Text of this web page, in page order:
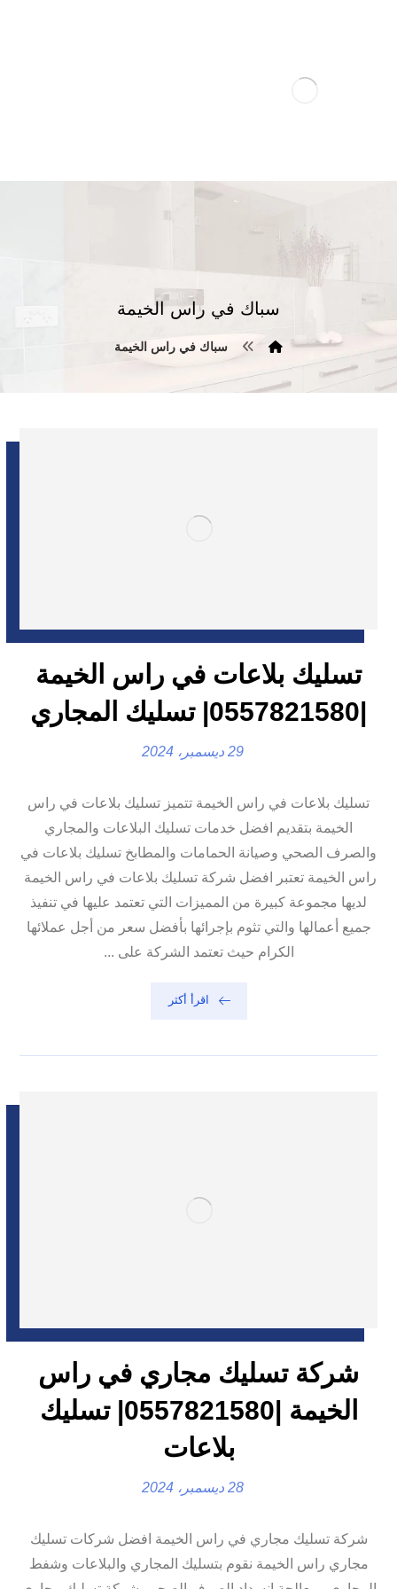
سباك في راس الخيمة
سباك في راس الخيمة
تسليك بلاعات في راس الخيمة
29 ديسمبر، 2024
تسليك بلاعات في راس الخيمة تتميز تسليك بلاعات في راس
الخيمة بتقديم افضل خدمات تسليك البلاعات والمجاري
والصرف الصحي وصيانة الحمامات والمطابخ تسليك بلاعات في
راس الخيمة تعتبر افضل شركة تسليك بلاعات في راس الخيمة
لديها مجموعة كبيرة من المميزات التي تعتمد عليها في تنفيذ
جميع أعمالها والتي تثوم بإجرائها بأفضل سعر من أجل عملائها
الكرام حيث تعتمد الشركة على ...
اقرأ أكثر
شركة تسليك مجاري في راس
الخيمة |0557821580| تسليك
بلاعات
28 ديسمبر، 2024
شركة تسليك مجاري في راس الخيمة افضل شركات تسليك
مجاري راس الخيمة نقوم بتسليك المجاري والبلاعات وشفط